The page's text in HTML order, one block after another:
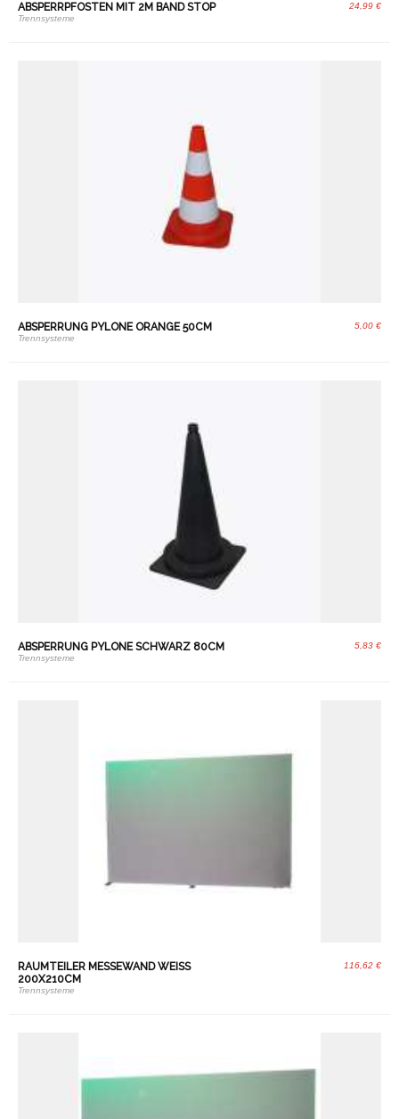
24,99 €
ABSPERRPFOSTEN MIT 2M BAND STOP
Trennsysteme
5,00 €
ABSPERRUNG PYLONE ORANGE 50CM
Trennsysteme
5,83 €
ABSPERRUNG PYLONE SCHWARZ 80CM
Trennsysteme
116,62 €
RAUMTEILER MESSEWAND WEISS 2
00X210CM
Trennsysteme